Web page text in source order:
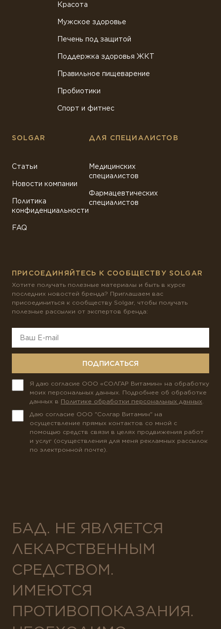
Красота
Мужское здоровье
Печень под защитой
Поддержка здоровья ЖКТ
Правильное пищеварение
Пробиотики
Спорт и фитнес
SOLGAR
Статьи
Новости компании
Политика
конфиденциальности
FAQ
ДЛЯ СПЕЦИАЛИСТОВ
Медицинских
специалистов
Фармацевтических
специалистов
ПРИСОЕДИНЯЙТЕСЬ К СООБЩЕСТВУ SOLGAR
Хотите получать полезные материалы и быть в курсе
последних новостей бренда? Приглашаем вас
присоединиться к сообществу Solgar, чтобы получать
полезные рассылки от экспертов бренда:
ПОДПИСАТЬСЯ
Я даю согласие ООО «СОЛГАР Витамин» на обработку
моих персональных данных. Подробнее об обработке
данных в Политике обработки персональных данных.
Даю согласие ООО "Солгар Витамин" на
осуществление прямых контактов со мной с
помощью средств связи в целях продвижения работ
и услуг (осуществления для меня рекламных рассылок
по электронной почте).
БАД. НЕ ЯВЛЯЕТСЯ
ЛЕКАРСТВЕННЫМ
СРЕДСТВОМ.
ИМЕЮТСЯ
ПРОТИВОПОКАЗАНИЯ.